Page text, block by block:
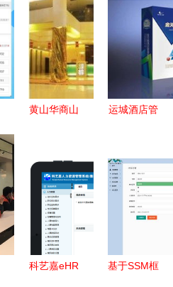
黄山华商山
山水之间的
卓越服务体
验
运城酒店管
以清晰报表
与清楚账务
赋能酒店管
科艺嘉eHR
基于SSM框